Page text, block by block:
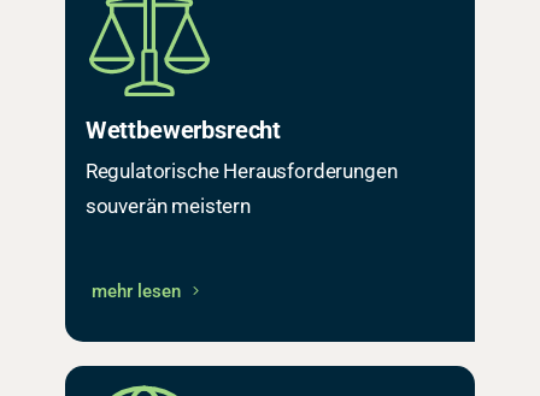
Wettbewerbsrecht
Regulatorische Herausforderungen
souverän meistern
mehr lesen